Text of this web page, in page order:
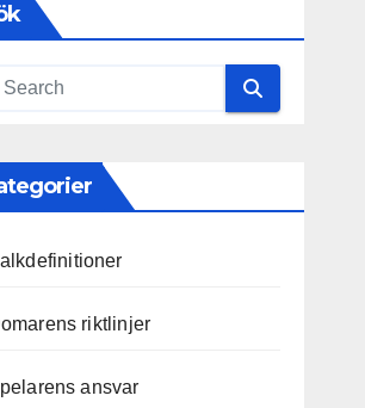
riktlinjer
ansvar